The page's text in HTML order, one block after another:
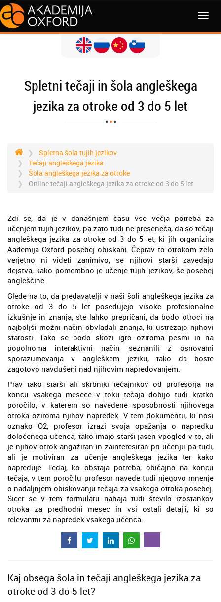
MENI
Spletni tečaji in šola angleškega
jezika za otroke od 3 do 5 let
Spletna šola tujih jezikov
Tečaji angleškega jezika
Šola angleškega jezika za otroke
Online tečaji angleškega jezika za otroke od 3 do 5 let
Zdi se, da je v današnjem času vse večja potreba za
učenjem tujih jezikov, pa zato tudi ne preseneča, da so tečaji
angleškega jezika za otroke od 3 do 5 let, ki jih organizira
Aademija Oxford posebej obiskani. Čeprav to otrokom zelo
verjetno ni videti zanimivo, se njihovi starši zavedajo
dejstva, kako pomembno je učenje tujih jezikov, še posebej
angleščine.
Glede na to, da predavatelji v naši šoli angleškega jezika za
otroke od 3 do 5 let posedujejo visoke profesionalne
izkušnje in znanja, ste lahko prepričani, da bodo otroci na
najboljši možni način obvladali znanja, ki ustrezajo njihovi
starosti. Tako se bodo skozi igro oziroma pesmi in na
popolnoma interaktivni način seznanili z osnovami
sporazumevanja v angleškem jeziku, tako da boste
zagotovo navdušeni nad njihovim napredovanjem.
Prav tako starši ali skrbniki tečajnikov od profesorja na
koncu vsakega mesece v toku tečaja dobijo tudi kratko
poročilo, v katerem so navedene sposobnosti njihovega
otroka oziroma njihov napredek. V tem dokumentu, ki nosi
oznako O2, profesor izrazi svoja opažanja o napredku
določenega učenca, tako imajo starši jasen vpogled v to, ali
je njihov otrok angažiran in zainteresiran pri učenju pa tudi,
ali je motiviran za učenje angleškega jezika ter kako
napreduje. Tedaj, ko obstaja potreba, običajno na koncu
tečaja, v tem poročilu profesor navede tudi njegovo mnenje
o nadaljnjem obiskovanju tečaja za vsakega otroka posebej.
Sicer se v tem formularu nahaja tudi število izostankov
otroka za predhodni mesec in vsi ostali detajli, ki so
relevantni za napredek vsakega učenca.
Kaj obsega šola in tečaji angleškega jezika za
otroke od 3 do 5 let?